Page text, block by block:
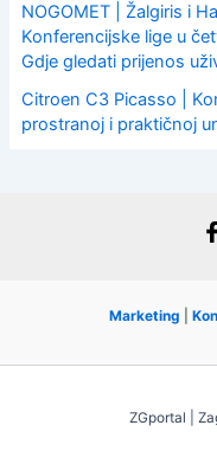
NOGOMET | Žalgiris i
Konferencijske lige u
Gdje gledati prijenos
Citroen C3 Picasso |
prostranoj i praktičnoj
Marketing
ZGportal |